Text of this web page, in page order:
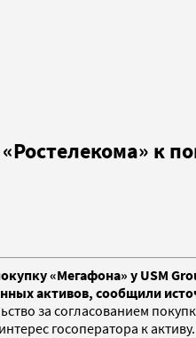
к
«Мегафона» у USM
активов, сообщили
за согласованием
госоператора к